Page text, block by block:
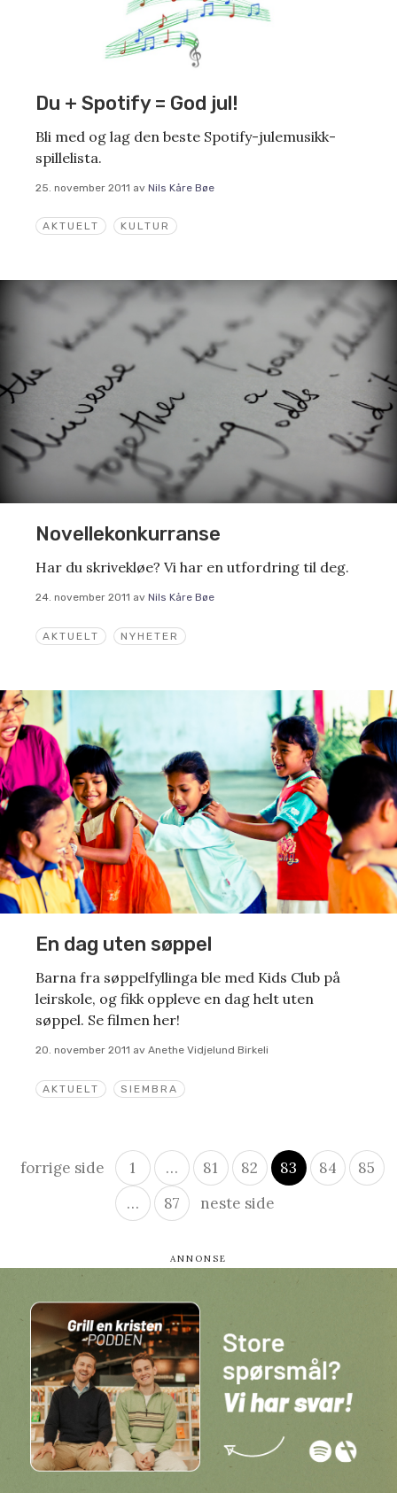
AKTUELT KULTUR
Du + Spotify = God jul!
Bli med og lag den beste Spotify-julemusikk-
spillelista.
25. november 2011 av Nils Kåre Bøe
AKTUELT NYHETER
Novellekonkurranse
Har du skrivekløe? Vi har en utfordring til deg.
24. november 2011 av Nils Kåre Bøe
AKTUELT SIEMBRA
En dag uten søppel
Barna fra søppelfyllinga ble med Kids Club på
leirskole, og fikk oppleve en dag helt uten
søppel. Se filmen her!
20. november 2011 av Anethe Vidjelund Birkeli
Innleggsnavigasjon
forrige side 1 … 81 82 83 84
85
…
87 neste side